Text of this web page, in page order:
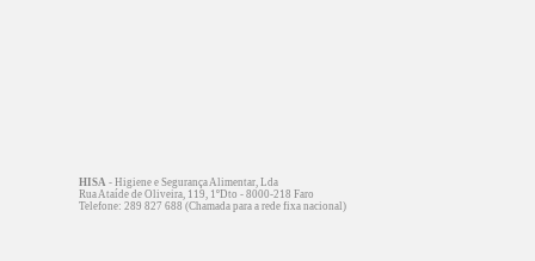
HISA - Higiene e Segurança Alimentar, Lda
Rua Ataíde de Oliveira, 119, 1ºDto - 8000-218 Faro
Telefone: 289 827 688 (Chamada para a rede fixa nacional)